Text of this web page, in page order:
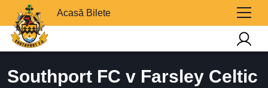
Acasă Bilete
Southport FC v Farsley Celtic